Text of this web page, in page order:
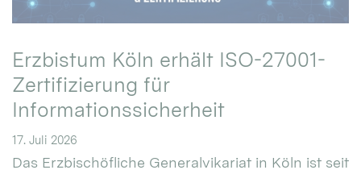
Erzbistum Köln erhält ISO-27001-
Zertifizierung für
Informationssicherheit
17. Juli 2026
Das Erzbischöfliche Generalvikariat in Köln ist seit